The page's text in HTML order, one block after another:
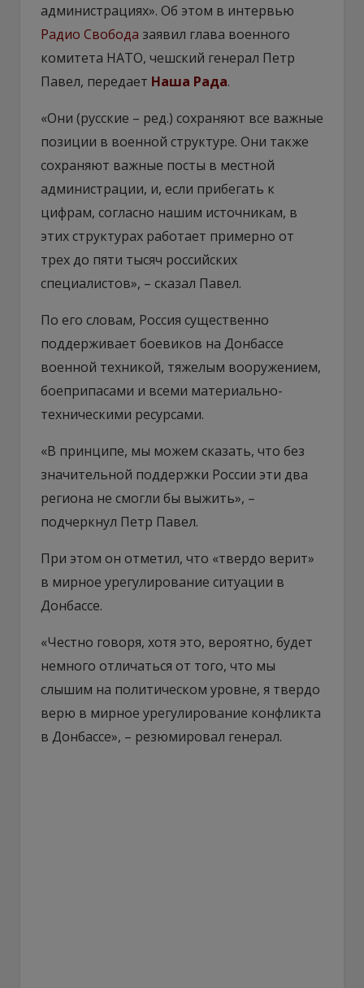
администрациях». Об этом в интервью
Радио Свобода заявил глава военного
комитета НАТО, чешский генерал Петр
Павел, передает Наша Рада.
«Они (русские – ред.) сохраняют все важные
позиции в военной структуре. Они также
сохраняют важные посты в местной
администрации, и, если прибегать к
цифрам, согласно нашим источникам, в
этих структурах работает примерно от
трех до пяти тысяч российских
специалистов», – сказал Павел.
По его словам, Россия существенно
поддерживает боевиков на Донбассе
военной техникой, тяжелым вооружением,
боеприпасами и всеми материально-
техническими ресурсами.
«В принципе, мы можем сказать, что без
значительной поддержки России эти два
региона не смогли бы выжить», –
подчеркнул Петр Павел.
При этом он отметил, что «твердо верит»
в мирное урегулирование ситуации в
Донбассе.
«Честно говоря, хотя это, вероятно, будет
немного отличаться от того, что мы
слышим на политическом уровне, я твердо
верю в мирное урегулирование конфликта
в Донбассе», – резюмировал генерал.